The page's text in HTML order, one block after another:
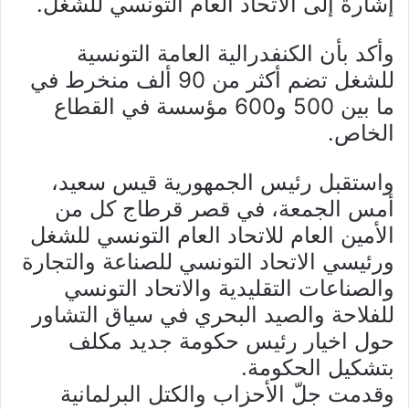
وأكد بأن الكنفدرالية العامة التونسية
للشغل تضم أكثر من 90 ألف منخرط في
ما بين 500 و600 مؤسسة في القطاع
الخاص.
واستقبل رئيس الجمهورية قيس سعيد،
أمس الجمعة، في قصر قرطاج كل من
الأمين العام للاتحاد العام التونسي للشغل
ورئيسي الاتحاد التونسي للصناعة والتجارة
والصناعات التقليدية والاتحاد التونسي
للفلاحة والصيد البحري في سياق التشاور
حول اخيار رئيس حكومة جديد مكلف
بتشكيل الحكومة.
وقدمت جلّ الأحزاب والكتل البرلمانية